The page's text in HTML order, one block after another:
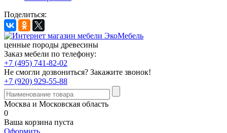
Поделиться:
ценные породы древесины
Заказ мебели по телефону:
+7 (495) 741-82-02
Не смогли дозвониться? Закажите звонок!
+7 (920) 929-55-88
Москва и Московская область
0
Ваша корзина пуста
Оформить